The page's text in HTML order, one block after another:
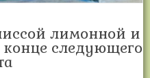
лимонной и
конце следующего